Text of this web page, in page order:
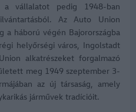
a vállalatot pedig 1948-ban
Az Auto Union
a háború végén Bajorországba
helyőrségi város, Ingolstadt
alkatrészeket forgalmazó
meg 1949 szeptember 3-
az új társaság, amely
járművek tradícióit.